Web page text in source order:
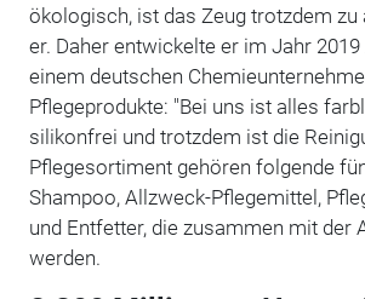
ökologisch, ist das Zeug trotzdem zu
er. Daher entwickelte er im Jahr
einem deutschen
Pflegeprodukte: "Bei uns ist alles
silikonfrei und trotzdem ist die
Pflegesortiment gehören folgende
Shampoo, Allzweck-Pflegemittel,
und Entfetter, die zusammen mit der
werden.